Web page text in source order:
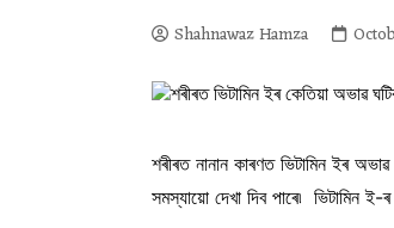
Shahnawaz Hamza
শৰীৰত নানান কাৰণত ভিটামিন ইৰ
সমস্যায়ো দেখা দিব পাৰে৷ ভিটামিন ই-